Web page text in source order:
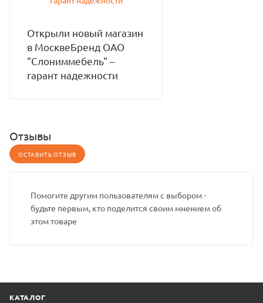
Открыли новый магазин
в МосквеБренд ОАО
"Слониммебель" –
гарант надежности
Отзывы
ОСТАВИТЬ ОТЗЫВ
Помогите другим пользователям с выбором -
будьте первым, кто поделится своим мнением об
этом товаре
КАТАЛОГ